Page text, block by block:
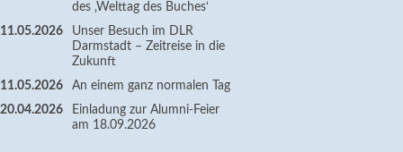
des ‚Welttag des Buches‘
11.05.2026
Unser Besuch im DLR
Darmstadt – Zeitreise in die
Zukunft
11.05.2026
An einem ganz normalen Tag
20.04.2026
Einladung zur Alumni-Feier
am 18.09.2026